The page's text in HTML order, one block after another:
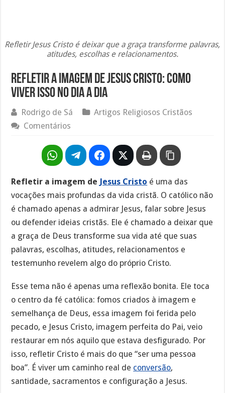
Refletir Jesus Cristo é deixar que a graça transforme palavras,
atitudes, escolhas e relacionamentos.
Refletir a Imagem de Jesus Cristo: Como
Viver Isso no Dia a Dia
Rodrigo de Sá
Artigos Religiosos Cristãos
Comentários
Refletir a imagem de Jesus Cristo é uma das
vocações mais profundas da vida cristã. O católico não
é chamado apenas a admirar Jesus, falar sobre Jesus
ou defender ideias cristãs. Ele é chamado a deixar que
a graça de Deus transforme sua vida até que suas
palavras, escolhas, atitudes, relacionamentos e
testemunho revelem algo do próprio Cristo.
Esse tema não é apenas uma reflexão bonita. Ele toca
o centro da fé católica: fomos criados à imagem e
semelhança de Deus, essa imagem foi ferida pelo
pecado, e Jesus Cristo, imagem perfeita do Pai, veio
restaurar em nós aquilo que estava desfigurado. Por
isso, refletir Cristo é mais do que “ser uma pessoa
boa”. É viver um caminho real de conversão,
santidade, sacramentos e configuração a Jesus.